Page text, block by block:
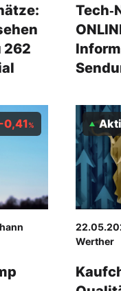
262
-0,41% Aktien für
Werther